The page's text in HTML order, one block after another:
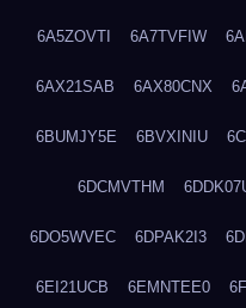
6A5ZOVTI 6A7TVFIW
6AX21SAB 6AX80CNX
6BUMJY5E 6BVXINIU
6DCMVTHM
6DO5WVEC 6DPAK2I3
6EI21UCB 6EMNTEE0